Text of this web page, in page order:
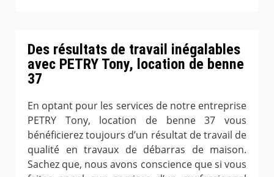
Des résultats de travail inégalables
avec PETRY Tony, location de benne
37
En optant pour les services de notre entreprise
PETRY Tony, location de benne 37 vous
bénéficierez toujours d’un résultat de travail de
qualité en travaux de débarras de maison.
Sachez que, nous avons conscience que si vous